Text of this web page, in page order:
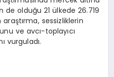
de olduğu 21 ülkede 26.719
araştırma, sessizliklerin
ve avcı-toplayıcı
vurguladı.